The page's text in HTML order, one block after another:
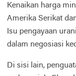
Kenaikan harga
Amerika Serikat
Isu pengayaan
dalam negosiasi
Di sisi lain,